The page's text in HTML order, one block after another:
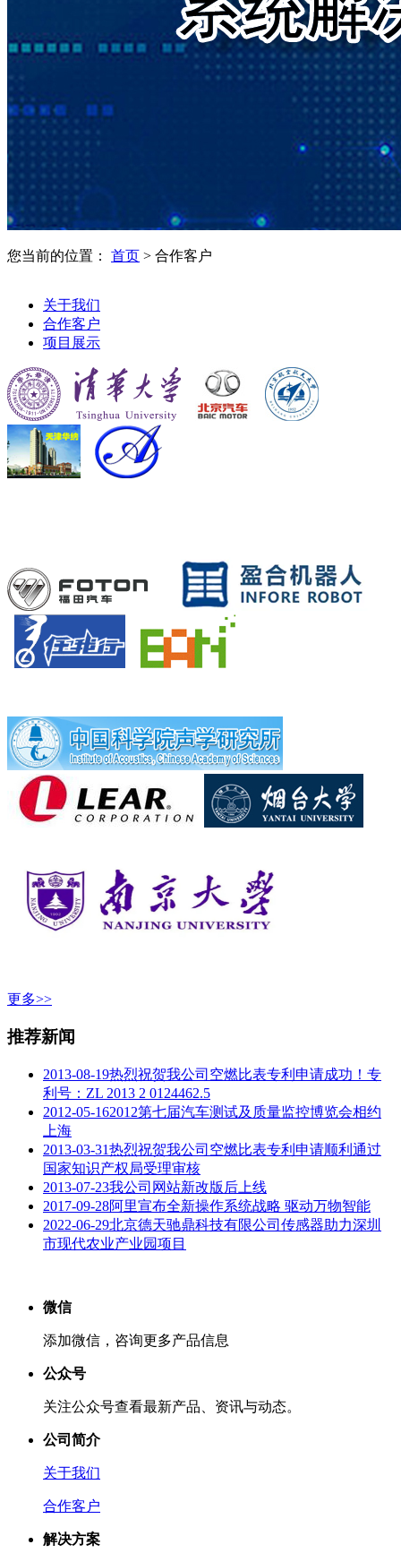
您当前的位置： 首页 > 合作客户
关于我们
合作客户
项目展示
更多>>
推荐新闻
2013-08-19热烈祝贺我公司空燃比表专利申请成功！专
利号：ZL 2013 2 0124462.5
2012-05-162012第七届汽车测试及质量监控博览会相约
上海
2013-03-31热烈祝贺我公司空燃比表专利申请顺利通过
国家知识产权局受理审核
2013-07-23我公司网站新改版后上线
2017-09-28阿里宣布全新操作系统战略 驱动万物智能
2022-06-29北京德天驰鼎科技有限公司传感器助力深圳
市现代农业产业园项目
微信
添加微信，咨询更多产品信息
公众号
关注公众号查看最新产品、资讯与动态。
公司简介
关于我们
合作客户
解决方案